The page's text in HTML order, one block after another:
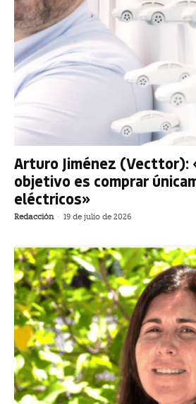
Arturo Jiménez (Vecttor):
objetivo es comprar
eléctricos»
Redacción - 19 de julio de 2026